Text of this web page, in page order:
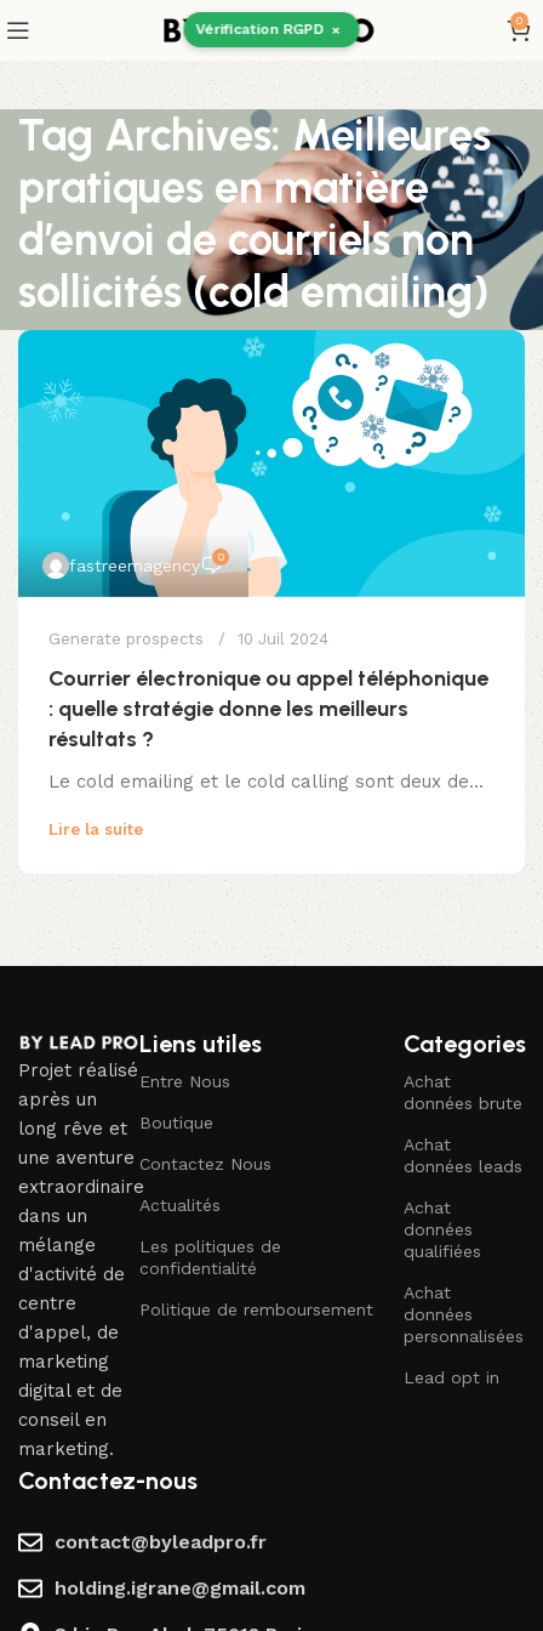
Vérification RGPD ×
0
Tag Archives: Meilleures
pratiques en matière
d’envoi de courriels non
sollicités (cold emailing)
fastreemagency 0
Generate prospects 10 Juil 2024
Courrier électronique ou appel téléphonique
: quelle stratégie donne les meilleurs
résultats ?
Le cold emailing et le cold calling sont deux de...
Lire la suite
Projet réalisé
après un
long rêve et
une aventure
extraordinaire
dans un
mélange
d'activité de
centre
d'appel, de
marketing
digital et de
conseil en
marketing.
Liens utiles
Entre Nous
Boutique
Contactez Nous
Actualités
Les politiques de
confidentialité
Politique de remboursement
Categories
Achat
données brute
Achat
données leads
Achat
données
qualifiées
Achat
données
personnalisées
Lead opt in
Contactez-nous
contact@byleadpro.fr
holding.igrane@gmail.com